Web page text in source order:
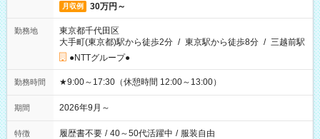
月収例 30万円～
勤務地
東京都千代田区
大手町(東京都)駅から徒歩2分 / 東京駅から徒歩8分 / 三越前駅
●NTTグループ●
勤務時間 ★9:00～17:30（休憩時間 12:00～13:00）
期間 2026年9月～
特徴 履歴書不要 / 40～50代活躍中 / 服装自由